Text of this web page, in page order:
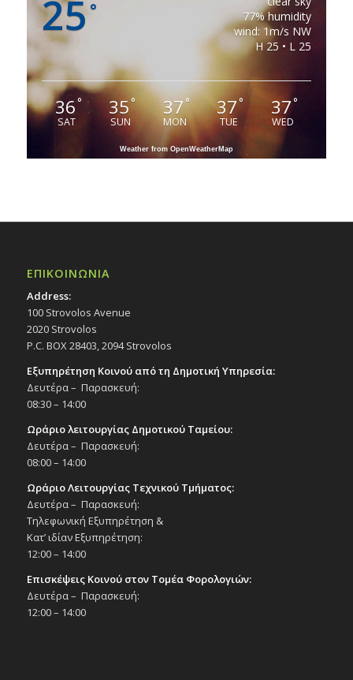
25 °
77% humidity
wind: 1m/s NW
H 25 • L 25
36°
SAT
35°
SUN
37°
MON
37°
TUE
37°
WED
Weather from OpenWeatherMap
ΕΠΙΚΟΙΝΩΝΙΑ
Address:
100 Strovolos Avenue
2020 Strovolos
P.C. BOX 28403, 2094 Strovolos
Εξυπηρέτηση Κοινού από τη Δημοτική Υπηρεσία:
Δευτέρα – Παρασκευή:
08:30 – 14:00
Ωράριο λειτουργίας Δημοτικού Ταμείου:
Δευτέρα – Παρασκευή:
08:00 – 14:00
Ωράριο Λειτουργίας Τεχνικού Τμήματος:
Δευτέρα – Παρασκευή:
Τηλεφωνική Εξυπηρέτηση &
Κατ’ ιδίαν Εξυπηρέτηση:
12:00 – 14:00
Επισκέψεις Κοινού στον Τομέα Φορολογιών:
Δευτέρα – Παρασκευή:
12:00 – 14:00